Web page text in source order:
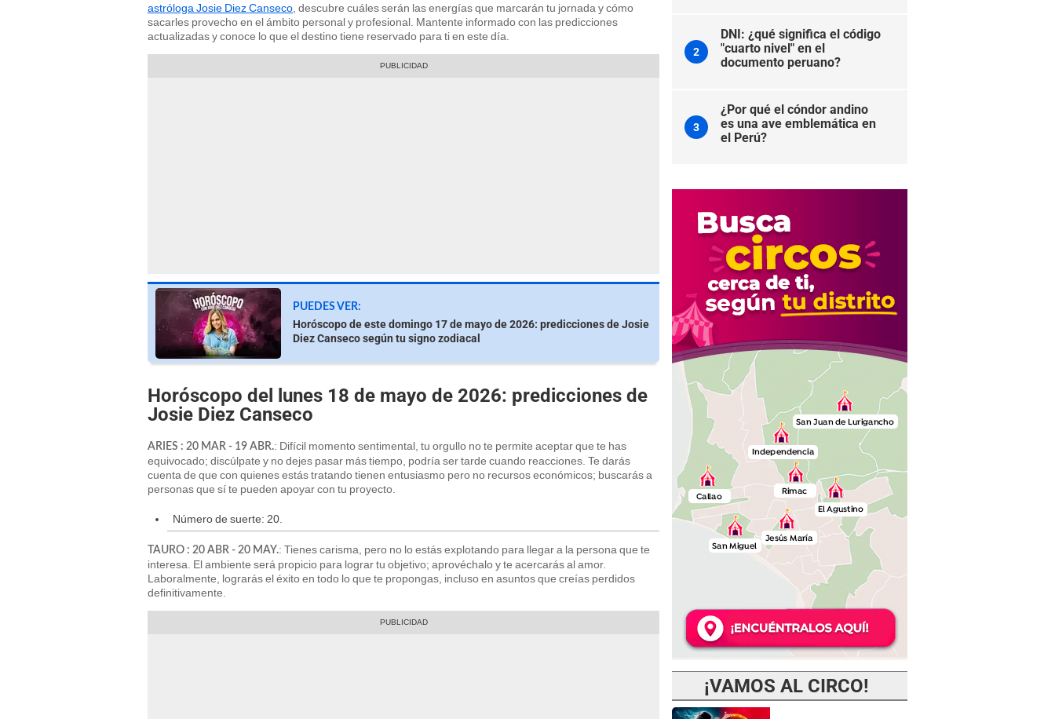
astróloga Josie Diez Canseco , descubre cuáles serán las energías que marcarán tu jornada y cómo
sacarles provecho en el ámbito personal y profesional. Mantente informado con las predicciones
actualizadas y conoce lo que el destino tiene reservado para ti en este día.
PUEDES VER:
Horóscopo de este domingo 17 de mayo de 2026: predicciones de Josie
Diez Canseco según tu signo zodiacal
Horóscopo del lunes 18 de mayo de 2026: predicciones de
Josie Diez Canseco
ARIES : 20 MAR - 19 ABR.: Difícil momento sentimental, tu orgullo no te permite aceptar que te has
equivocado; discúlpate y no dejes pasar más tiempo, podría ser tarde cuando reacciones. Te darás
cuenta de que con quienes estás tratando tienen entusiasmo pero no recursos económicos; buscarás a
personas que sí te pueden apoyar con tu proyecto.
Número de suerte: 20.
TAURO : 20 ABR - 20 MAY.: Tienes carisma, pero no lo estás explotando para llegar a la persona que te
interesa. El ambiente será propicio para lograr tu objetivo; aprovéchalo y te acercarás al amor.
Laboralmente, lograrás el éxito en todo lo que te propongas, incluso en asuntos que creías perdidos
definitivamente.
2
DNI: ¿qué significa el código
"cuarto nivel" en el
documento peruano?
3
¿Por qué el cóndor andino
es una ave emblemática en
el Perú?
¡VAMOS AL CIRCO!